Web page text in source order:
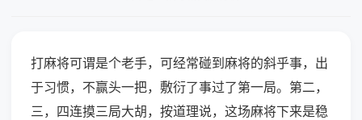
打麻将可谓是个老手，可经常碰到麻将的斜乎事，出
于习惯，不赢头一把，敷衍了事过了第一局。第二，
三，四连摸三局大胡，按道理说，这场麻将下来是稳